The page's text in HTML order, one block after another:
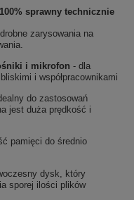
100% sprawny technicznie
zarysowania na
i mikrofon - dla
i współpracownikami
do zastosowań
jest duża prędkość i
pamięci do średnio
dysk, który
sporej ilości plików